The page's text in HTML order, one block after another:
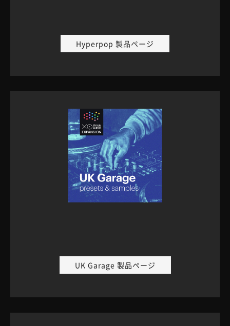
Hyperpop 製品ページ
UK Garage 製品ページ